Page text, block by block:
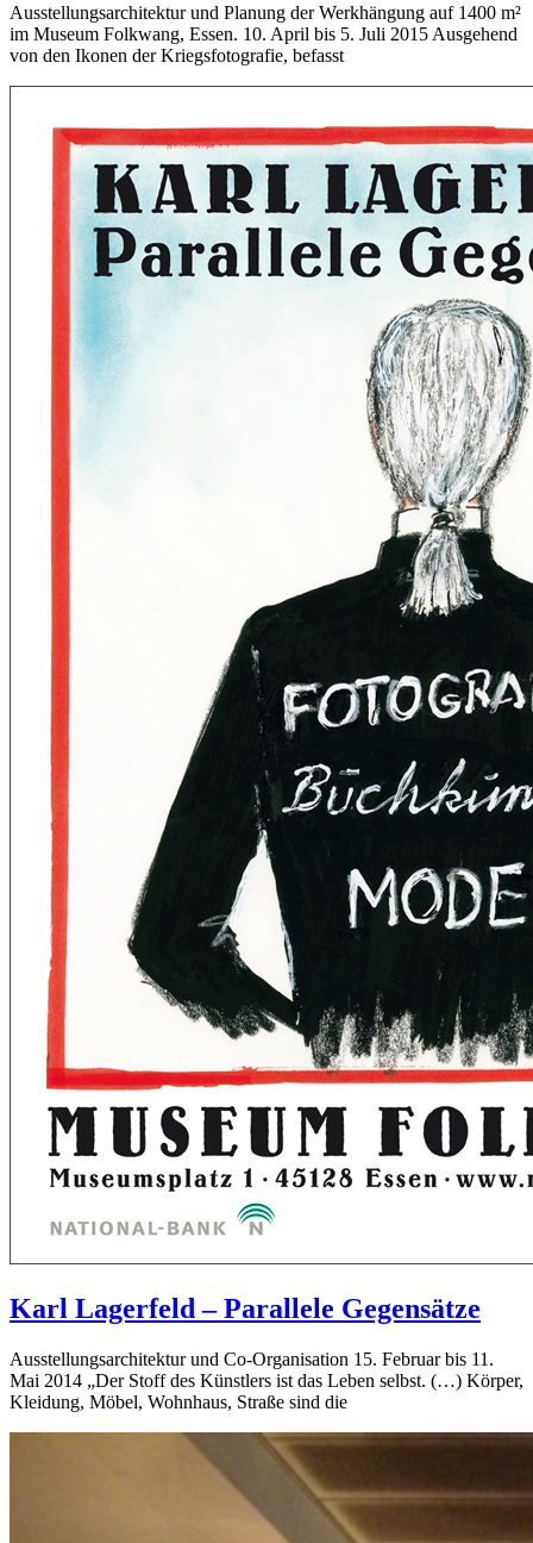
Ausstellungsarchitektur und Planung der Werkhängung auf 1400 m²
im Museum Folkwang, Essen. 10. April bis 5. Juli 2015 Ausgehend
von den Ikonen der Kriegsfotografie, befasst
Karl Lagerfeld – Parallele Gegensätze
Ausstellungsarchitektur und Co-Organisation 15. Februar bis 11.
Mai 2014 „Der Stoff des Künstlers ist das Leben selbst. (…) Körper,
Kleidung, Möbel, Wohnhaus, Straße sind die